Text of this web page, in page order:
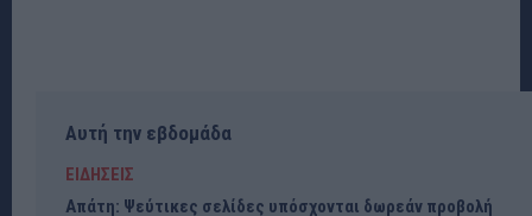
Αυτή την εβδομάδα
ΕΙΔΗΣΕΙΣ
Απάτη: Ψεύτικες σελίδες υπόσχονται δωρεάν προβολή